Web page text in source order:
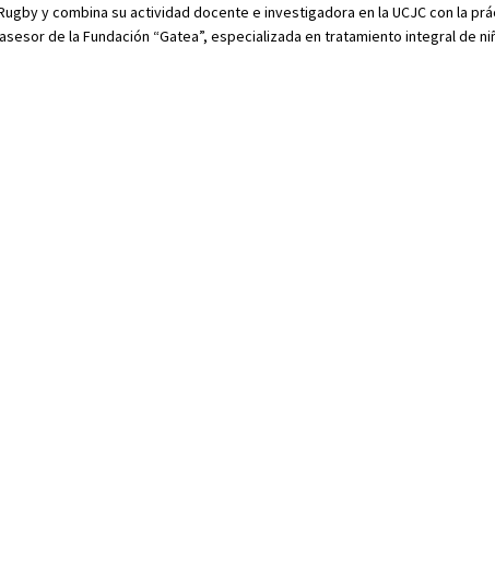
y combina su actividad docente e investigadora en la UCJC con la
de la Fundación “Gatea”, especializada en tratamiento integral de